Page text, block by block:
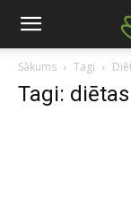
Sākums Tagi
Tagi: diētas